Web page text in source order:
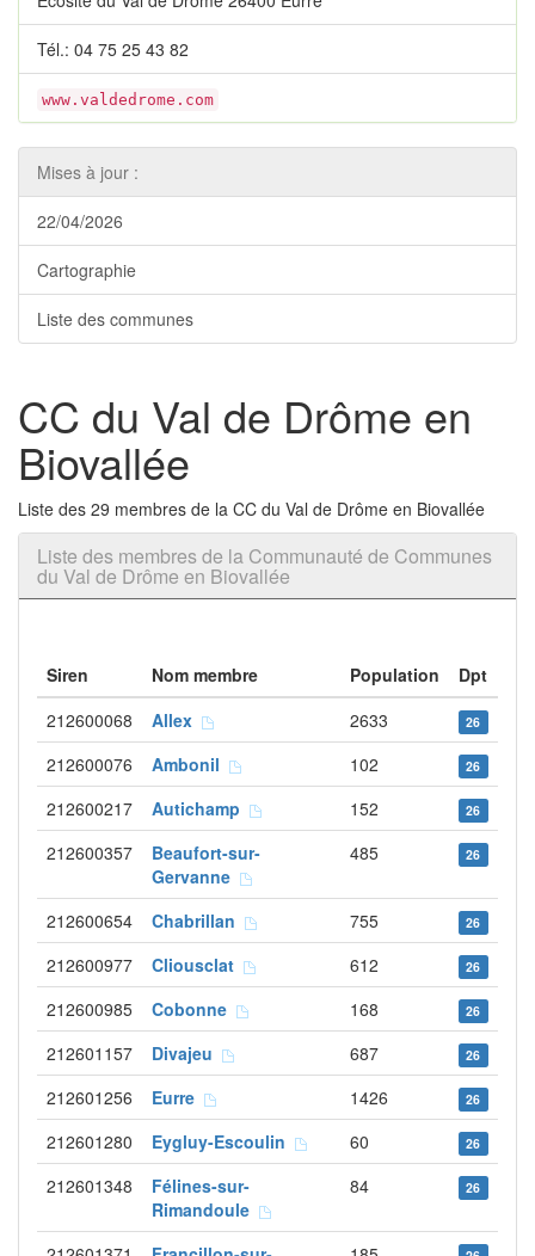
Tél.: 04 75 25 43 82
www.valdedrome.com
Mises à jour :
22/04/2026
Cartographie
Liste des communes
CC du Val de Drôme en
Biovallée
Liste des 29 membres de la CC du Val de Drôme en Biovallée
Liste des membres de la Communauté de Communes
du Val de Drôme en Biovallée
Siren Nom membre Population
Dpt
212600068
Allex 2633 26
212600076 Ambonil 102 26
212600217 Autichamp 152 26
212600357
Beaufort-sur-
Gervanne
485 26
212600654 Chabrillan 755 26
212600977 Cliousclat 612 26
212600985 Cobonne 168 26
212601157 Divajeu 687 26
212601256 Eurre 1426 26
212601280 Eygluy-Escoulin 60 26
212601348
Félines-sur-
Rimandoule
84 26